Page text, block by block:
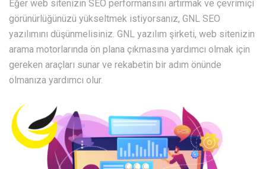
Eğer web sitenizin SEO performansını artırmak ve çevrimiçi
görünürlüğünüzü yükseltmek istiyorsanız, GNL SEO
yazılımını düşünmelisiniz. GNL yazılım şirketi, web sitenizin
arama motorlarında ön plana çıkmasına yardımcı olmak için
gereken araçları sunar ve rekabetin bir adım önünde
olmanıza yardımcı olur.